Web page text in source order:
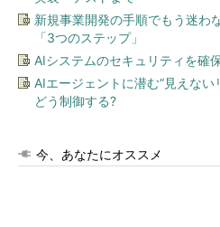
新規事業開発の手順でもう迷わ
「3つのステップ」
AIシステムのセキュリティを確
AIエージェントに潜む“見えな
どう制御する?
今、あなたにオススメ